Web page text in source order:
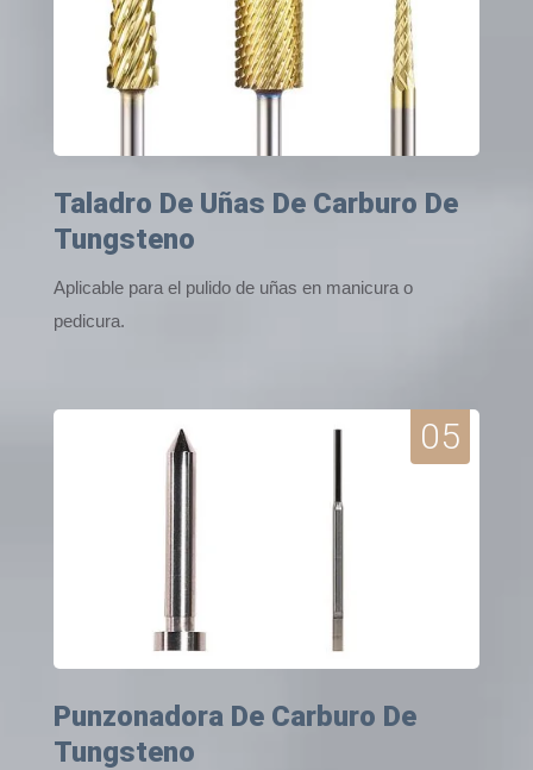
Taladro De Uñas De Carburo De
Tungsteno
Aplicable para el pulido de uñas en manicura o
pedicura.
05
Punzonadora De Carburo De
Tungsteno